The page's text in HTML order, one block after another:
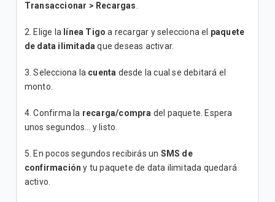
Transaccionar > Recargas.
2. Elige la línea Tigo a recargar y selecciona el paquete
de data ilimitadaque deseas activar.
3. Selecciona la cuenta desde la cual se debitará el
monto.
4. Confirma la recarga/compra del paquete. Espera
unos segundos… y listo.
5. En pocos segundos recibirás un SMS de
confirmación y tu paquete de data ilimitada quedará
activo.